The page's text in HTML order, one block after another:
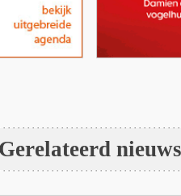
Gerelateerd nieuws